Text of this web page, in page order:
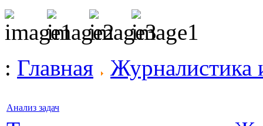
: Главная Журналистика
Анализ задач